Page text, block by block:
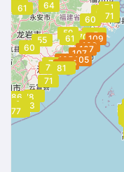
70
107
93
79
60
66
101
64
81
66
105
105
81
71
71
61
77
83
107
81
63
74
71
62
79
78
61
103
75
57
60
75
83
86
109
105
109
55
74
71
58
83
59
99
70